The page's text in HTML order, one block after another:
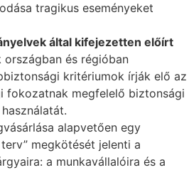
tragikus eseményeket
által kifejezetten előírt
országban és régióban
kritériumok írják elő az
fokozatnak megfelelő biztonsági
alapvetően egy
megkötését jelenti a
a munkavállalóira és a